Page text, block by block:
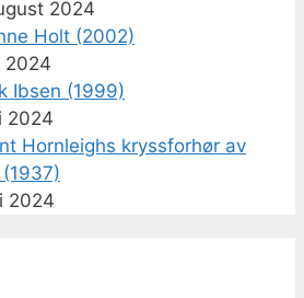
2024
Holt (2002)
2024
Ibsen (1999)
2024
Hornleighs kryssforhør av
2024